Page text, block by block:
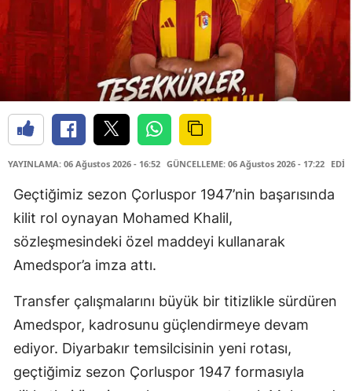
YAYINLAMA: 06 Ağustos 2026 - 16:52 GÜNCELLEME: 06 Ağustos 2026 - 17:22
Geçtiğimiz sezon Çorluspor 1947’nin başarısında
kilit rol oynayan Mohamed Khalil,
sözleşmesindeki özel maddeyi kullanarak
Amedspor’a imza attı.
Transfer çalışmalarını büyük bir titizlikle sürdüren
Amedspor, kadrosunu güçlendirmeye devam
ediyor. Diyarbakır temsilcisinin yeni rotası,
geçtiğimiz sezon Çorluspor 1947 formasıyla